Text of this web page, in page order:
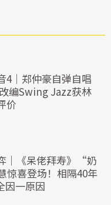
4｜郑仲豪自弹自唱
改编Swing Jazz获林
价
｜《呆佬拜寿》“奶
惊喜登场！相隔40年
因一原因